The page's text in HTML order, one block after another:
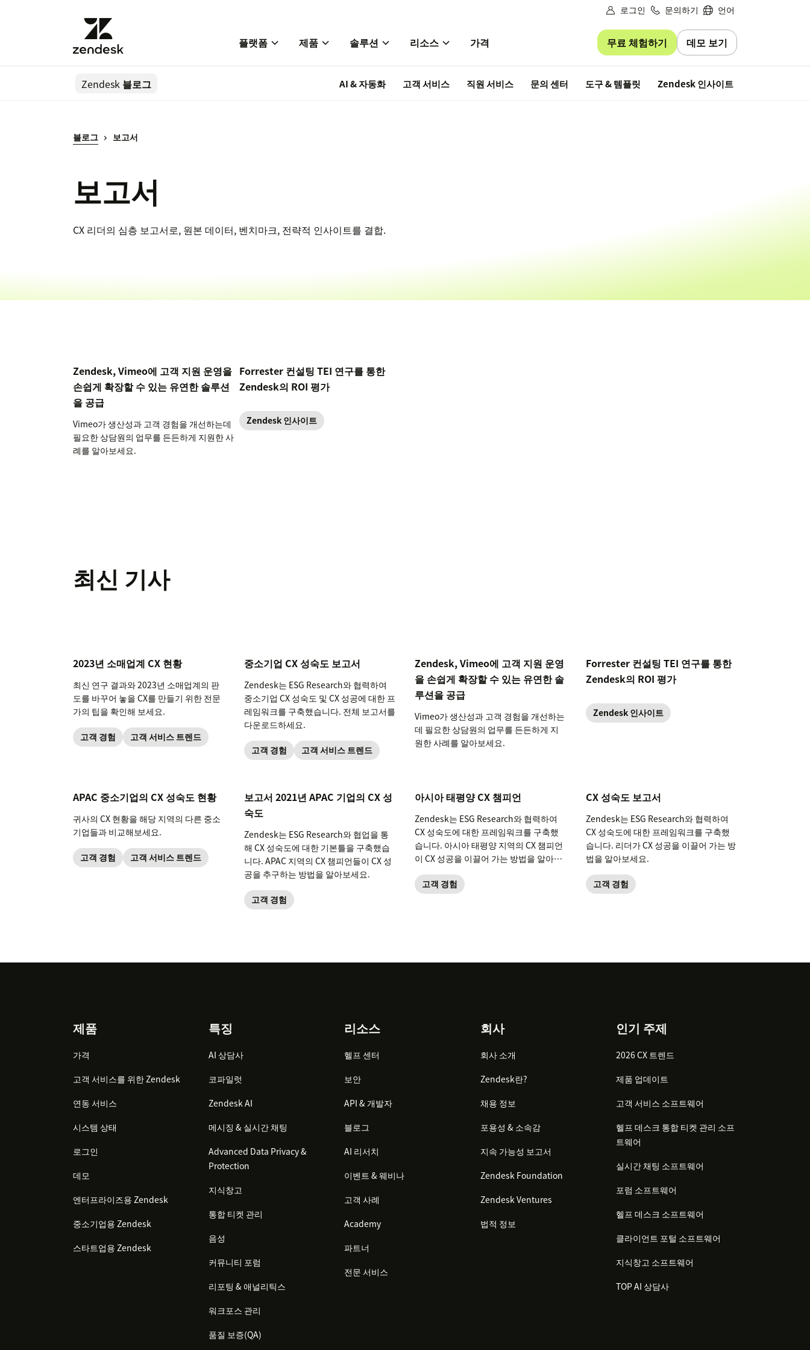
로그인 문의하기 언어
플랫폼 제품 솔루션 리소스 가격 무료 체험하기 데모 보기
Zendesk 블로그 AI & 자동화 고객 서비스 직원 서비스 문의 센터 도구 & 템플릿 Zendesk 인사이트
블로그 보고서
보고서
CX 리더의 심층 보고서로, 원본 데이터, 벤치마크, 전략적 인사이트를 결합.
Zendesk, Vimeo에 고객 지원 운영을
손쉽게 확장할 수 있는 유연한 솔루션
을 공급
Vimeo가 생산성과 고객 경험을 개선하는데
필요한 상담원의 업무를 든든하게 지원한 사
례를 알아보세요.
Forrester 컨설팅 TEI 연구를 통한
Zendesk의 ROI 평가
Zendesk 인사이트
최신 기사
2023년 소매업계 CX 현황
최신 연구 결과와 2023년 소매업계의 판
도를 바꾸어 놓을 CX를 만들기 위한 전문
가의 팁을 확인해 보세요.
고객 경험 고객 서비스 트렌드
중소기업 CX 성숙도 보고서
Zendesk는 ESG Research와 협력하여
중소기업 CX 성숙도 및 CX 성공에 대한 프
레임워크를 구축했습니다. 전체 보고서를
다운로드하세요.
고객 경험 고객 서비스 트렌드
Zendesk, Vimeo에 고객 지원 운영
을 손쉽게 확장할 수 있는 유연한 솔
루션을 공급
Vimeo가 생산성과 고객 경험을 개선하는
데 필요한 상담원의 업무를 든든하게 지
원한 사례를 알아보세요.
Forrester 컨설팅 TEI 연구를 통한
Zendesk의 ROI 평가
Zendesk 인사이트
APAC 중소기업의 CX 성숙도 현황
귀사의 CX 현황을 해당 지역의 다른 중소
기업들과 비교해보세요.
고객 경험 고객 서비스 트렌드
보고서 2021년 APAC 기업의 CX 성
숙도
Zendesk는 ESG Research와 협업을 통
해 CX 성숙도에 대한 기본틀을 구축했습
니다. APAC 지역의 CX 챔피언들이 CX 성
공을 추구하는 방법을 알아보세요.
고객 경험
아시아 태평양 CX 챔피언
Zendesk는 ESG Research와 협력하여
CX 성숙도에 대한 프레임워크를 구축했
습니다. 아시아 태평양 지역의 CX 챔피언
이 CX 성공을 이끌어 가는 방법을 알아보
세요.
고객 경험
CX 성숙도 보고서
Zendesk는 ESG Research와 협력하여
CX 성숙도에 대한 프레임워크를 구축했
습니다. 리더가 CX 성공을 이끌어 가는 방
법을 알아보세요.
고객 경험
제품
가격
고객 서비스를 위한 Zendesk
연동 서비스
시스템 상태
로그인
데모
엔터프라이즈용 Zendesk
중소기업용 Zendesk
스타트업용 Zendesk
특징
AI 상담사
코파일럿
Zendesk AI
메시징 & 실시간 채팅
Advanced Data Privacy &
Protection
지식창고
통합 티켓 관리
음성
커뮤니티 포럼
리포팅 & 애널리틱스
워크포스 관리
품질 보증(QA)
리소스
헬프 센터
보안
API & 개발자
블로그
AI 리서치
이벤트 & 웨비나
고객 사례
Academy
파트너
전문 서비스
회사
회사 소개
Zendesk란?
채용 정보
포용성 & 소속감
지속 가능성 보고서
Zendesk Foundation
Zendesk Ventures
법적 정보
인기 주제
2026 CX 트렌드
제품 업데이트
고객 서비스 소프트웨어
헬프 데스크 통합 티켓 관리 소프
트웨어
실시간 채팅 소프트웨어
포럼 소프트웨어
헬프 데스크 소프트웨어
클라이언트 포털 소프트웨어
지식창고 소프트웨어
TOP AI 상담사